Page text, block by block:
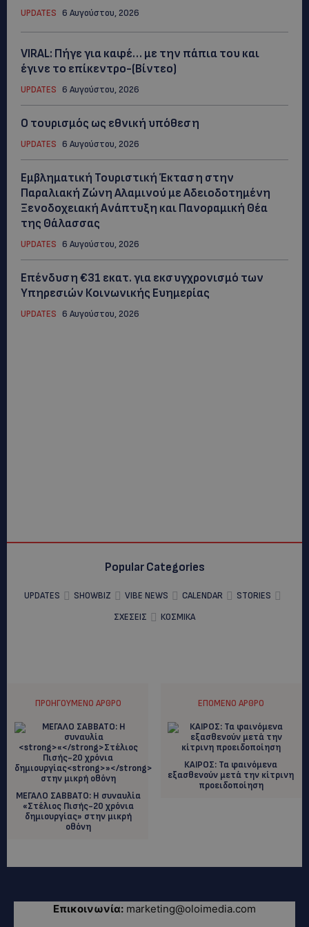
UPDATES 6 Αυγούστου, 2026
VIRAL: Πήγε για καφέ… με την πάπια του και
έγινε το επίκεντρο-(Βίντεο)
UPDATES 6 Αυγούστου, 2026
Ο τουρισμός ως εθνική υπόθεση
UPDATES 6 Αυγούστου, 2026
Εμβληματική Τουριστική Έκταση στην
Παραλιακή Ζώνη Αλαμινού με Αδειοδοτημένη
Ξενοδοχειακή Ανάπτυξη και Πανοραμική Θέα
της Θάλασσας
UPDATES 6 Αυγούστου, 2026
Επένδυση €31 εκατ. για εκσυγχρονισμό των
Υπηρεσιών Κοινωνικής Ευημερίας
UPDATES 6 Αυγούστου, 2026
Popular Categories
UPDATES SHOWBIZ VIBE NEWS CALENDAR
STORIES
ΣΧΕΣΕΙΣ
ΚΟΣΜΙΚΑ
ΠΡΟΗΓΟΎΜΕΝΟ ΆΡΘΡΟ
ΜΕΓΑΛΟ ΣΑΒΒΑΤΟ: Η συναυλία
«Στέλιος Πισής-20 χρόνια
δημιουργίας» στην μικρή
οθόνη
ΕΠΌΜΕΝΟ ΆΡΘΡΟ
ΚΑΙΡΟΣ: Τα φαινόμενα
εξασθενούν μετά την κίτρινη
προειδοποίηση
Επικοινωνία: marketing@oloimedia.com